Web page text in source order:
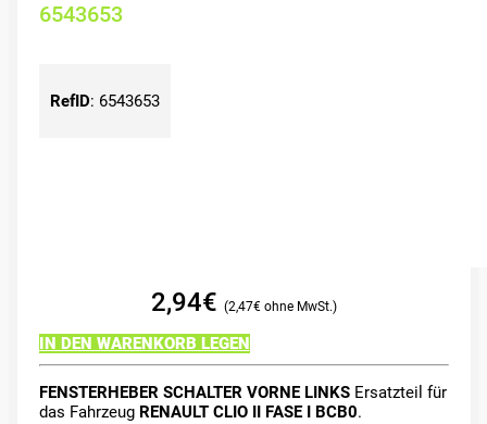
6543653
RefID: 6543653
2,94€ 2,47€
IN DEN WARENKORB LEGEN
FENSTERHEBER SCHALTER VORNE LINKSErsatzteil für
das Fahrzeug RENAULT CLIO II FASE I BCB0.